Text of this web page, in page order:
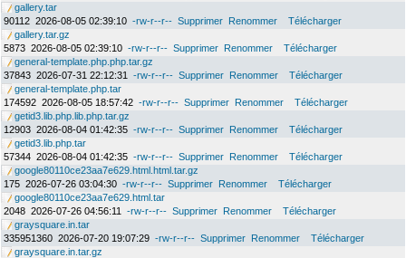
gallery.tar
90112 2026-08-05 02:39:10 -rw-r--r-- Supprimer Renommer
Télécharger
gallery.tar.gz
5873 2026-08-05 02:39:10 -rw-r--r-- Supprimer Renommer
Télécharger
general-template.php.php.tar.gz
37843 2026-07-31 22:12:31 -rw-r--r-- Supprimer Renommer
Télécharger
general-template.php.tar
174592 2026-08-05 18:57:42 -rw-r--r-- Supprimer Renommer
Télécharger
getid3.lib.php.lib.php.tar.gz
12903 2026-08-04 01:42:35 -rw-r--r-- Supprimer Renommer
Télécharger
getid3.lib.php.tar
57344 2026-08-04 01:42:35 -rw-r--r-- Supprimer Renommer
Télécharger
google80110ce23aa7e629.html.html.tar.gz
175 2026-07-26 03:04:30 -rw-r--r-- Supprimer Renommer
Télécharger
google80110ce23aa7e629.html.tar
2048 2026-07-26 04:56:11 -rw-r--r-- Supprimer Renommer
Télécharger
graysquare.in.tar
335951360 2026-07-20 19:07:29 -rw-r--r-- Supprimer Renommer
Télécharger
graysquare.in.tar.gz